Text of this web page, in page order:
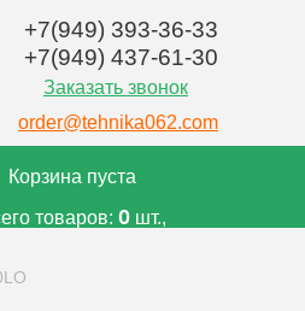
+7(949) 393-36-33
+7(949) 437-61-30
Заказать звонок
order@tehnika062.com
Корзина пуста
товаров: 0шт.,